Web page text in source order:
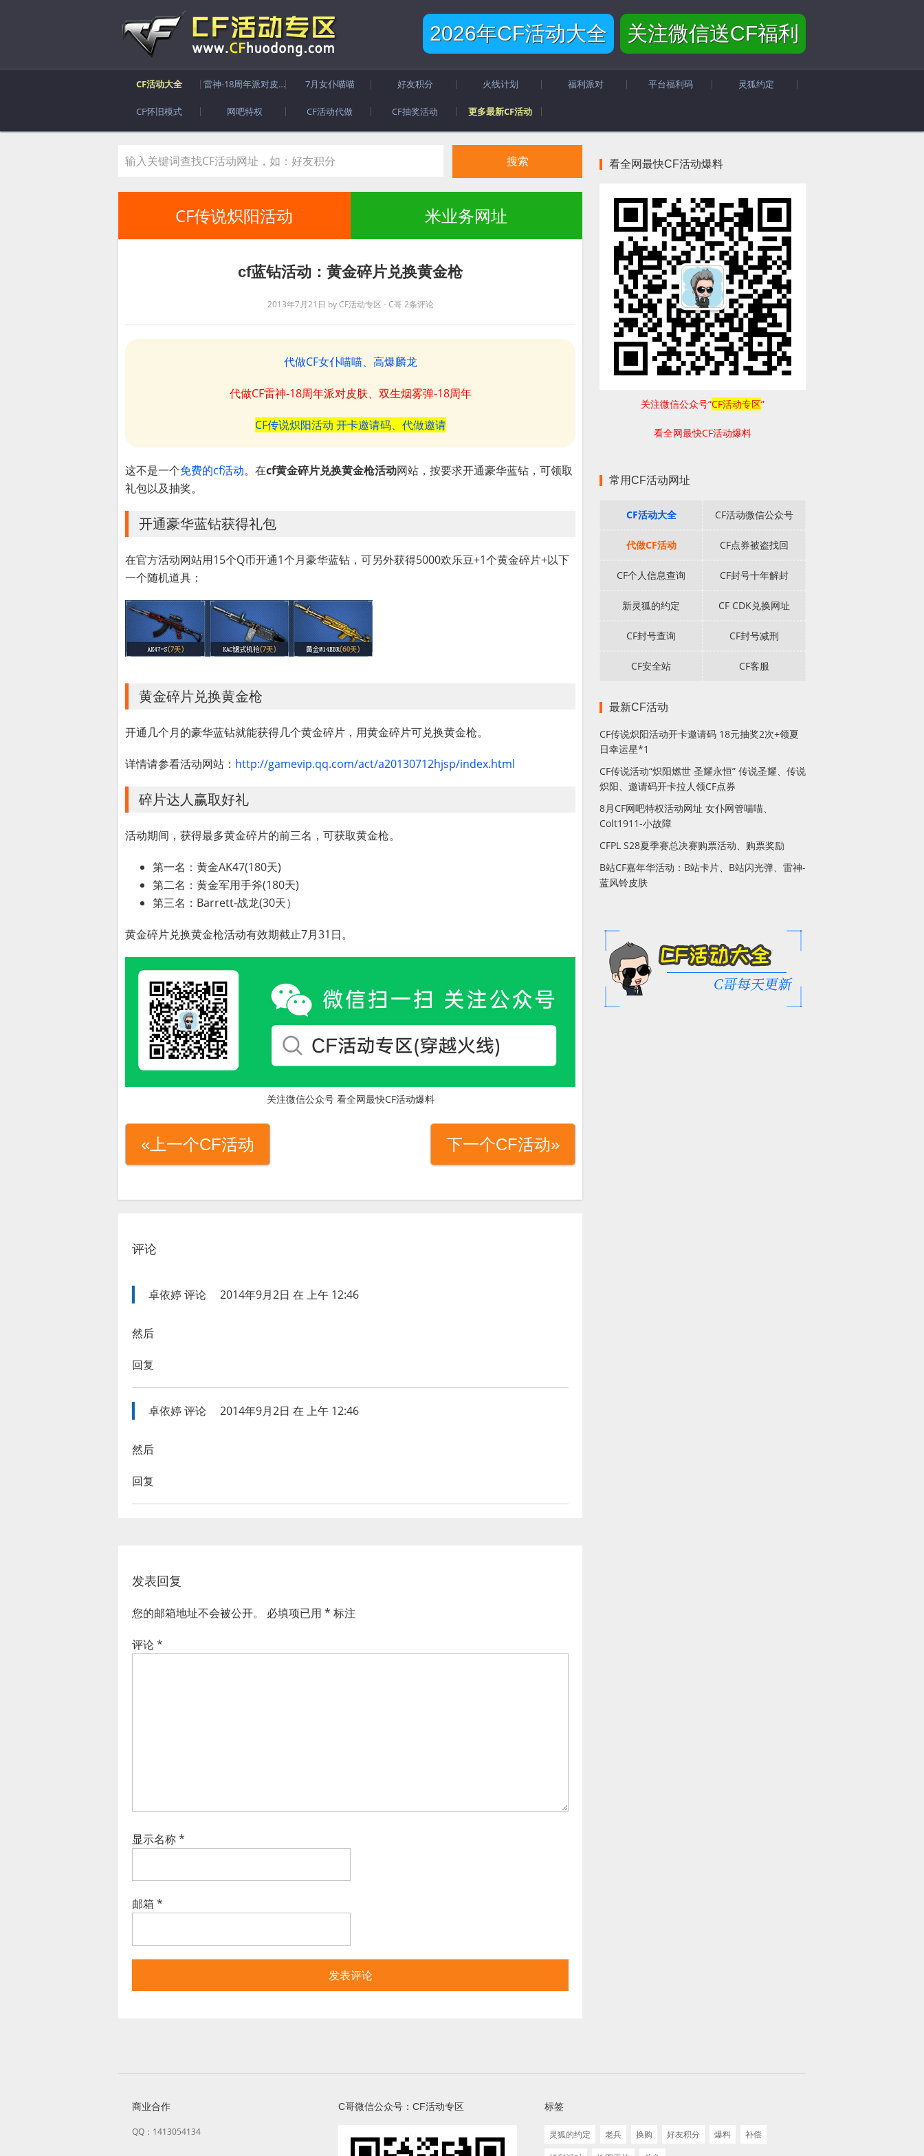
2026年CF活动大全 关注微信送CF福利
CF活动大全 雷神-18周年派对皮肤 7月女仆喵喵 好友积分 火线计划 福利派对 平台福利码 灵狐约定
CF怀旧模式 网吧特权 CF活动代做 CF抽奖活动 更多最新CF活动
CF传说炽阳活动 米业务网址
cf蓝钻活动：黄金碎片兑换黄金枪
2013年7月21日 byCF活动专区 - C哥 2条评论
代做CF女仆喵喵、高爆麟龙
代做CF雷神-18周年派对皮肤、双生烟雾弹-18周年
CF传说炽阳活动 开卡邀请码、代做邀请
这不是一个免费的cf活动。在cf黄金碎片兑换黄金枪活动网站，按要求开通豪华蓝钻，可领取
礼包以及抽奖。
开通豪华蓝钻获得礼包
在官方活动网站用15个Q币开通1个月豪华蓝钻，可另外获得5000欢乐豆+1个黄金碎片+以下
一个随机道具：
黄金碎片兑换黄金枪
开通几个月的豪华蓝钻就能获得几个黄金碎片，用黄金碎片可兑换黄金枪。
详情请参看活动网站： http://gamevip.qq.com/act/a20130712hjsp/index.html
碎片达人赢取好礼
活动期间，获得最多黄金碎片的前三名，可获取黄金枪。
第一名：黄金AK47(180天)
第二名：黄金军用手斧(180天)
第三名：Barrett-战龙(30天）
黄金碎片兑换黄金枪活动有效期截止7月31日。
关注微信公众号 看全网最快CF活动爆料
«上一个CF活动 下一个CF活动»
评论
卓依婷评论 2014年9月2日 在 上午 12:46
然后
回复
卓依婷评论 2014年9月2日 在 上午 12:46
然后
回复
发表回复
您的邮箱地址不会被公开。 必填项已用 * 标注
评论*
显示名称*
邮箱 *
看全网最快CF活动爆料
关注微信公众号“CF活动专区”
看全网最快CF活动爆料
常用CF活动网址
CF活动大全 CF活动微信公众号
代做CF活动 CF点券被盗找回
CF个人信息查询 CF封号十年解封
新灵狐的约定 CF CDK兑换网址
CF封号查询 CF封号减刑
CF安全站 CF客服
最新CF活动
CF传说炽阳活动开卡邀请码 18元抽奖2次+领夏
日幸运星*1
CF传说活动“炽阳燃世 圣耀永恒” 传说圣耀、传说
炽阳、邀请码开卡拉人领CF点券
8月CF网吧特权活动网址 女仆网管喵喵、
Colt1911-小故障
CFPL S28夏季赛总决赛购票活动、购票奖励
B站CF嘉年华活动：B站卡片、B站闪光弹、雷神-
蓝风铃皮肤
商业合作
QQ：1413054134
C哥微信公众号：CF活动专区 标签
灵狐的约定 老兵 换购 好友积分 爆料
补偿